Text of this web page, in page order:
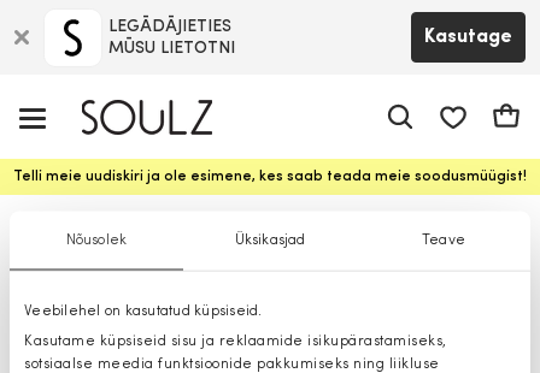
Nõusolek Üksikasjad Teave
Veebilehel on kasutatud küpsiseid.
Kasutame küpsiseid sisu ja reklaamide isikupärastamiseks,
sotsiaalse meedia funktsioonide pakkumiseks ning liikluse
LEGĀDĀJIETIES
MŪSU LIETOTNI
Kasutage
Telli meie uudiskiri ja ole esimene, kes saab teada meie soodusmüügist!
Sallid